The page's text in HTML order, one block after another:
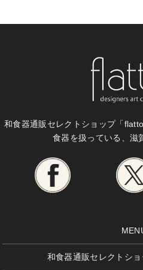
和食器通販セレクトショップ「
食器を扱っている、滋
和食器通販セレクトシ